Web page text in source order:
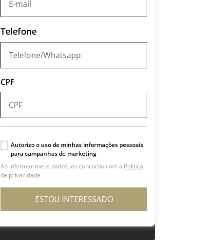
Telefone
CPF
Autorizo o uso de minhas informações pessoais
para campanhas de marketing
Ao informar meus dados, eu concordo com a Política
de privacidade.
ESTOU INTERESSADO